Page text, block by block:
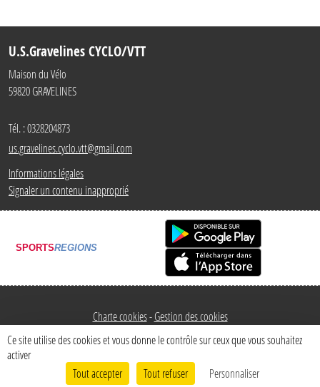
U.S.Gravelines CYCLO/VTT
Maison du Vélo
59820GRAVELINES
Tél. :0328204873
us.gravelines.cyclo.vtt@gmail.com
Informations légales
Signaler un contenu inapproprié
SPORTSREGIONS
Charte cookies Gestion des cookies
Envie de participer ? Connexion
Ce site utilise des cookies et vous donne le contrôle sur ceux que vous souhaitez
activer
Tout accepter
Tout refuser Personnaliser